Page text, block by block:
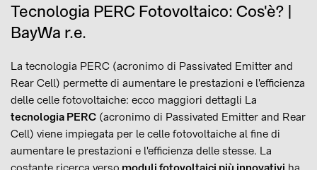
Tecnologia PERC Fotovoltaico: Cos'è? |
BayWa r.e.
La tecnologia PERC (acronimo di Passivated Emitter and
Rear Cell) permette di aumentare le prestazioni e l'efficienza
delle celle fotovoltaiche: ecco maggiori dettagli La
tecnologia PERC (acronimo di Passivated Emitter and Rear
Cell) viene impiegata per le celle fotovoltaiche al fine di
aumentare le prestazioni e l'efficienza delle stesse. La